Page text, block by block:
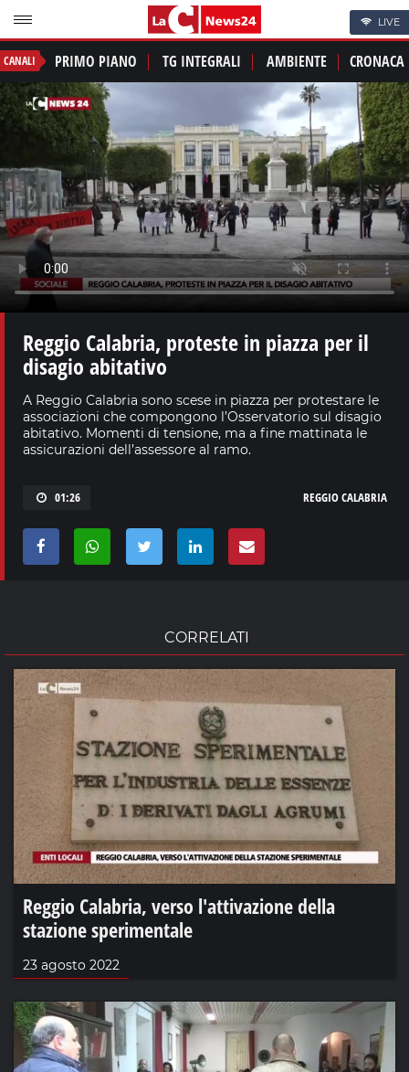
LIVE
CANALI PRIMO PIANO TG INTEGRALI AMBIENTE CRONACA
Reggio Calabria, proteste in piazza per il
disagio abitativo
A Reggio Calabria sono scese in piazza per protestare le
associazioni che compongono l’Osservatorio sul disagio
abitativo. Momenti di tensione, ma a fine mattinata le
assicurazioni dell’assessore al ramo.
01:26 REGGIO CALABRIA
CORRELATI
Reggio Calabria, verso l'attivazione della
stazione sperimentale
23 agosto 2022